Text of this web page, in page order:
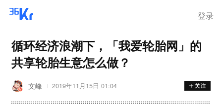
登录
循环经济浪潮下，「我爱轮胎网」的
共享轮胎生意怎么做？
文峰 2019年11月15日 01:04